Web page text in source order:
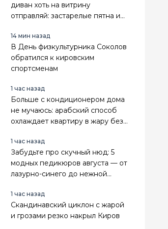
диван хоть на витрину
отправляй: застарелые пятна и
14 мин назад
В День физкультурника Соколов
обратился к кировским
спортсменам
1 час назад
Больше с кондиционером дома
не мучаюсь: арабский способ
охлаждает квартиру в жару без
1 час назад
Забудьте про скучный нюд: 5
модных педикюров августа — от
лазурно-синего до нежной
1 час назад
Скандинавский циклон с жарой
и грозами резко накрыл Киров